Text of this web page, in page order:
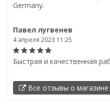
Germany.
Павел лугвенев
4 апреля 2023 11:25
Быстрая и качественная
Все отзывы о магазине